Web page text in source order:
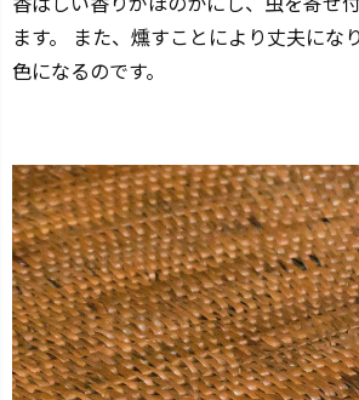
ます。 また、燻すことにより丈夫にな
色になるのです。